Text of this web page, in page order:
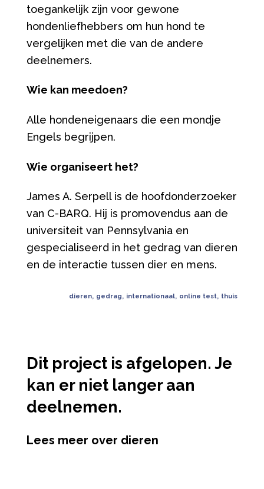
toegankelijk zijn voor gewone
hondenliefhebbers om hun hond te
vergelijken met die van de andere
deelnemers.
Wie kan meedoen?
Alle hondeneigenaars die een mondje
Engels begrijpen.
Wie organiseert het?
James A. Serpell is de hoofdonderzoeker
van C-BARQ. Hij is promovendus aan de
universiteit van Pennsylvania en
gespecialiseerd in het gedrag van dieren
en de interactie tussen dier en mens.
dieren, gedrag, internationaal, online test, thuis
Dit project is afgelopen. Je
kan er niet langer aan
deelnemen.
Lees meer over dieren